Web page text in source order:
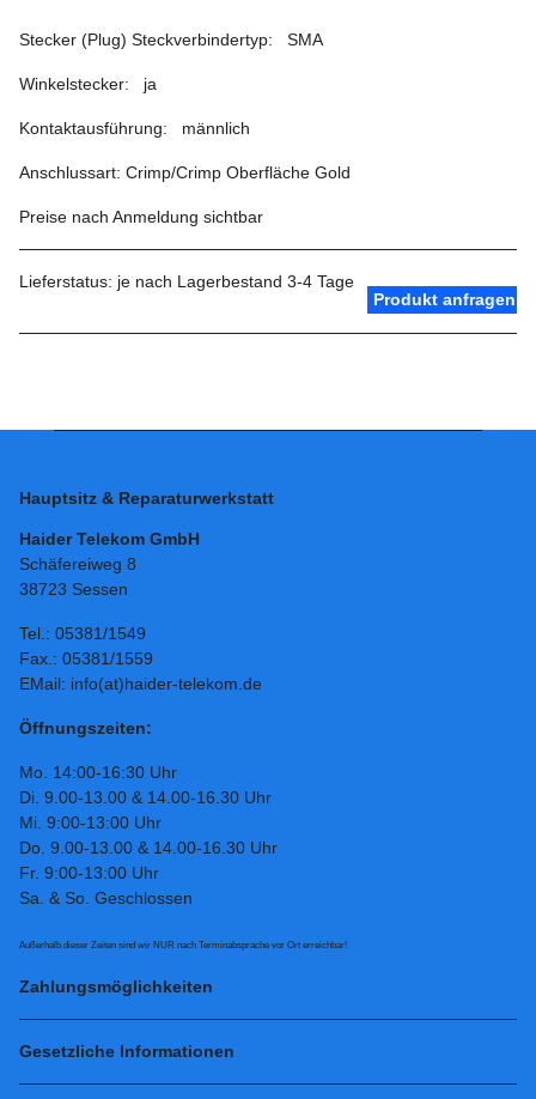
Stecker (Plug) Steckverbindertyp: SMA
Winkelstecker: ja
Kontaktausführung: männlich
Anschlussart: Crimp/Crimp Oberfläche Gold
Preise nach Anmeldung sichtbar
Lieferstatus: je nach Lagerbestand 3-4 Tage
Produkt anfragen
Hauptsitz & Reparaturwerkstatt
Haider Telekom GmbH
Schäfereiweg 8
38723 Sessen
Tel.: 05381/1549
Fax.: 05381/1559
EMail: info(at)haider-telekom.de
Öffnungszeiten:
Mo. 14:00-16:30 Uhr
Di. 9.00-13.00 & 14.00-16.30 Uhr
Mi. 9:00-13:00 Uhr
Do. 9.00-13.00 & 14.00-16.30 Uhr
Fr. 9:00-13:00 Uhr
Sa. & So. Geschlossen
Außerhalb dieser Zeiten sind wir NUR nach Terminabsprache vor Ort erreichbar!
Zahlungsmöglichkeiten
Gesetzliche Informationen